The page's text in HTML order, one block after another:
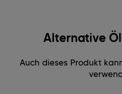
Alternative
Auch dieses Produkt